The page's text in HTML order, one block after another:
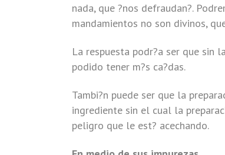
nada, que ?nos defraudan?.
mandamientos no son divinos,
La respuesta podr?a ser que sin
podido tener m?s ca?das.
Tambi?n puede ser que la
ingrediente sin el cual la
peligro que le est? acechando.